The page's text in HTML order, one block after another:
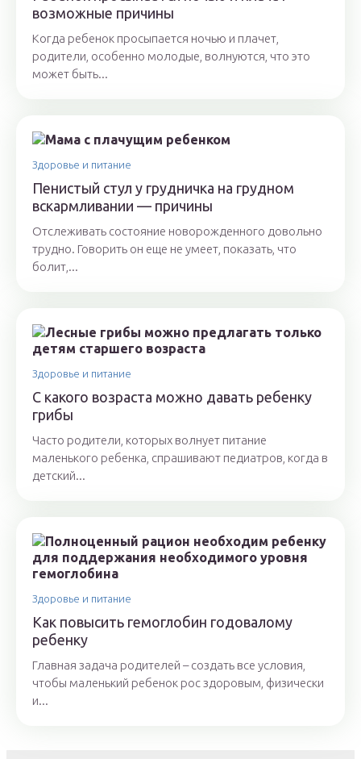
возможные причины
Когда ребенок просыпается ночью и плачет,
родители, особенно молодые, волнуются, что это
может быть...
Здоровье и питание
Пенистый стул у грудничка на грудном
вскармливании — причины
Отслеживать состояние новорожденного довольно
трудно. Говорить он еще не умеет, показать, что
болит,...
Здоровье и питание
С какого возраста можно давать ребенку
грибы
Часто родители, которых волнует питание
маленького ребенка, спрашивают педиатров, когда в
детский...
Здоровье и питание
Как повысить гемоглобин годовалому
ребенку
Главная задача родителей – создать все условия,
чтобы маленький ребенок рос здоровым, физически
и...